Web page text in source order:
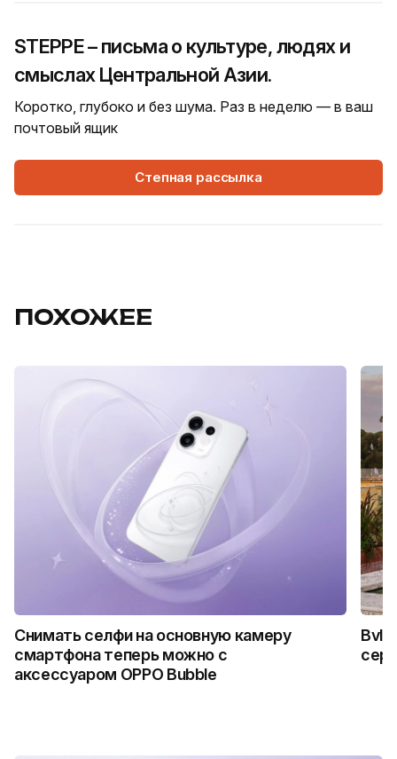
STEPPE – письма о культуре, людях и
смыслах Центральной Азии.
Коротко, глубоко и без шума. Раз в неделю — в ваш
почтовый ящик
Степная рассылка
ПОХОЖЕЕ
Снимать селфи на основную камеру
смартфона теперь можно с
аксессуаром OPPO Bubble